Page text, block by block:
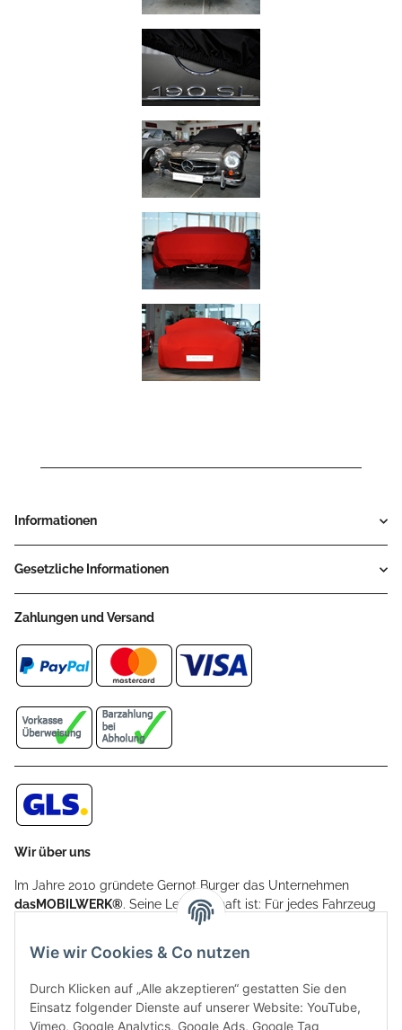
Informationen
Gesetzliche Informationen
Zahlungen und Versand
Wir über uns
Im Jahre 2010 gründete Gernot Burger das Unternehmen
dasMOBILWERK®. Seine Leidenschaft ist: Für jedes Fahrzeug
ein Car Cover anzubieten - passgenau und individuell.
Aufgrund der vielen positiven Kundenrückmeldungen kamen
weitere Produkte, wie Reifenschuhe, Hardtopständer hinzu.
Seine Reifenschoner werden in Deutschland produziert und
sind mit hochwertigen Techniken und Materialien gefertigt.
Wie wir Cookies & Co nutzen
Durch Klicken auf „Alle akzeptieren“ gestatten Sie den
Einsatz folgender Dienste auf unserer Website: YouTube,
Vimeo, Google Analytics, Google Ads, Google Tag